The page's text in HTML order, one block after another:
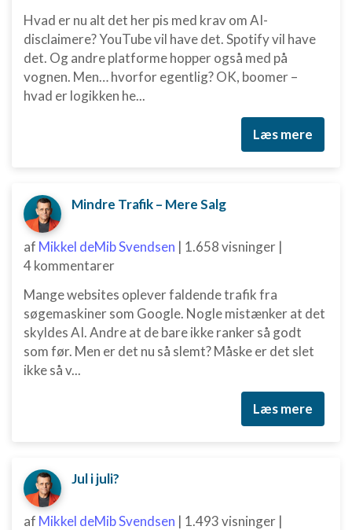
Hvad er nu alt det her pis med krav om AI-
disclaimere? YouTube vil have det. Spotify vil have
det. Og andre platforme hopper også med på
vognen. Men… hvorfor egentlig? OK, boomer –
hvad er logikken he...
Læs mere
Mindre Trafik – Mere Salg
af Mikkel deMib Svendsen | 1.658 visninger |
4 kommentarer
Mange websites oplever faldende trafik fra
søgemaskiner som Google. Nogle mistænker at det
skyldes AI. Andre at de bare ikke ranker så godt
som før. Men er det nu så slemt? Måske er det slet
ikke så v...
Læs mere
Jul i juli?
af Mikkel deMib Svendsen | 1.493 visninger |